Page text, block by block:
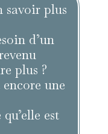
savoir plus
d’un
plus ?
encore une
est